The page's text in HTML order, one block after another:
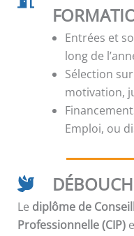
Entrées et
long de
Sélection
motivation,
Emploi, ou
Le diplôme de
Professionnelle (CIP)